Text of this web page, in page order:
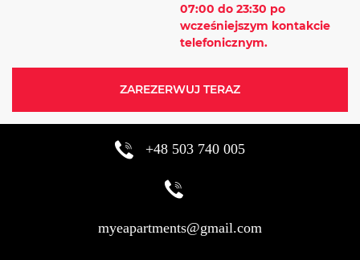
07:00 do 23:30 po
wcześniejszym kontakcie
telefonicznym.
ZAREZERWUJ TERAZ
+48 503 740 005
myeapartments@gmail.com